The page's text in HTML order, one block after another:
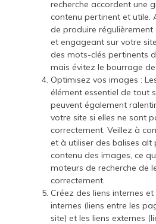
recherche accordent une
contenu pertinent et utile.
de produire
et engageant sur votre
des mots-clés pertinents
mais évitez le bourrage
Optimisez vos images :
élément essentiel de tout
peuvent également
votre site si elles ne sont
correctement. Veillez à
et à utiliser des balises alt
contenu des images, ce
moteurs de recherche de
correctement.
Créez des liens internes et
internes (liens entre les
site) et les liens externes